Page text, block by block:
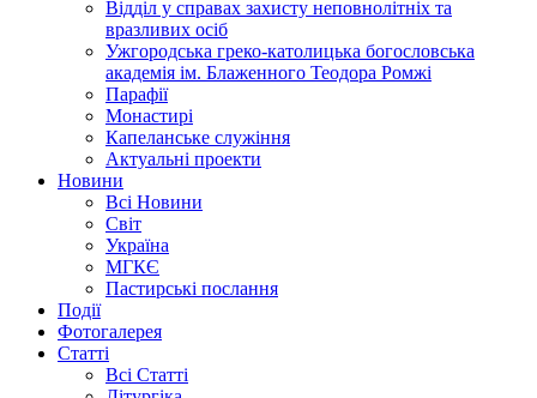
Відділ у справах захисту неповнолітніх та
вразливих осіб
Ужгородська греко-католицька богословська
академія ім. Блаженного Теодора Ромжі
Парафії
Монастирі
Капеланське служіння
Актуальні проекти
Новини
Всі Новини
Світ
Україна
МГКЄ
Пастирські послання
Події
Фотогалерея
Статті
Всі Статті